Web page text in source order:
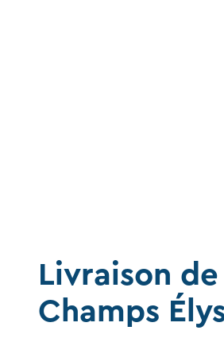
Livraison
Champs